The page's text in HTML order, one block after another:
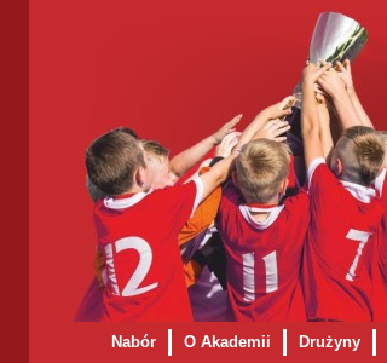
Nabór O Akademii Drużyny